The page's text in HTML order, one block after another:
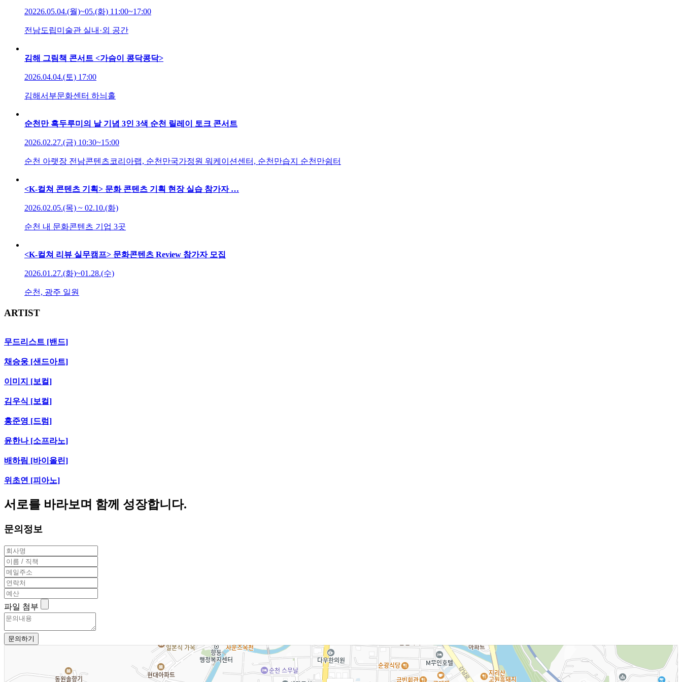
20226.05.04.(월)~05.(화) 11:00~17:00
전남도립미술관 실내·외 공간
김해 그림책 콘서트 <가슴이 콩닥콩닥>
2026.04.04.(토) 17:00
김해서부문화센터 하늬홀
순천만 흑두루미의 날 기념 3인 3색 순천 릴레이 토크 콘서트
2026.02.27.(금) 10:30~15:00
순천 아랫장 전남콘텐츠코리아랩, 순천만국가정원 워케이션센터, 순천만습지 순천만쉼터
<K-컬쳐 콘텐츠 기획> 문화 콘텐츠 기획 현장 실습 참가자 …
2026.02.05.(목) ~ 02.10.(화)
순천 내 문화콘텐츠 기업 3곳
<K-컬쳐 리뷰 실무캠프> 문화콘텐츠 Review 참가자 모집
2026.01.27.(화)~01.28.(수)
순천, 광주 일원
ARTIST
무드리스트 [밴드]
채승웅 [샌드아트]
이미지 [보컬]
김우식 [보컬]
홍준영 [드럼]
윤한나 [소프라노]
배하림 [바이올린]
위초연 [피아노]
서로를 바라보며 함께 성장합니다.
문의정보
파일 첨부
문의하기